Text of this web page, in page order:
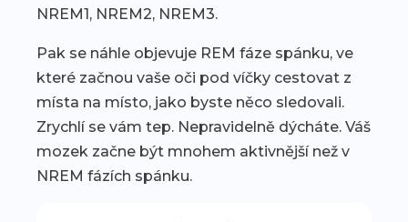
NREM1, NREM2, NREM3.
Pak se náhle objevuje REM fáze spánku, ve
které začnou vaše oči pod víčky cestovat z
místa na místo, jako byste něco sledovali.
Zrychlí se vám tep. Nepravidelně dýcháte. Váš
mozek začne být mnohem aktivnější než v
NREM fázích spánku.